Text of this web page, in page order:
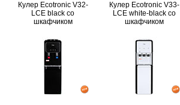
Кулер Ecotronic V32-
LCE black со
шкафчиком
Кулер Ecotronic V33-
LCE white-black со
шкафчиком